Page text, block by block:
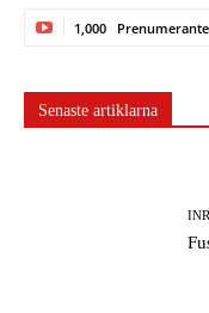
1,000
Senaste artiklarna